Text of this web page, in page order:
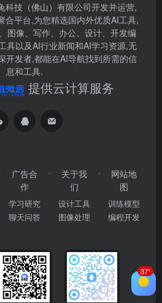
科技（佛山）有限公司开发并运营,
合平台,为您精选国内外优质AI工具,
图像、写作、办公、设计、开发编
具以及AI行业新闻和AI学习资源,无
开发者,都能在AI导航找到所需的信
息和工具.
提供云计算服务
广告合
作
学习研究
聊天问答
关于我
们
设计工具
图像处理
网站地
图
训练模型
编程开发
37°